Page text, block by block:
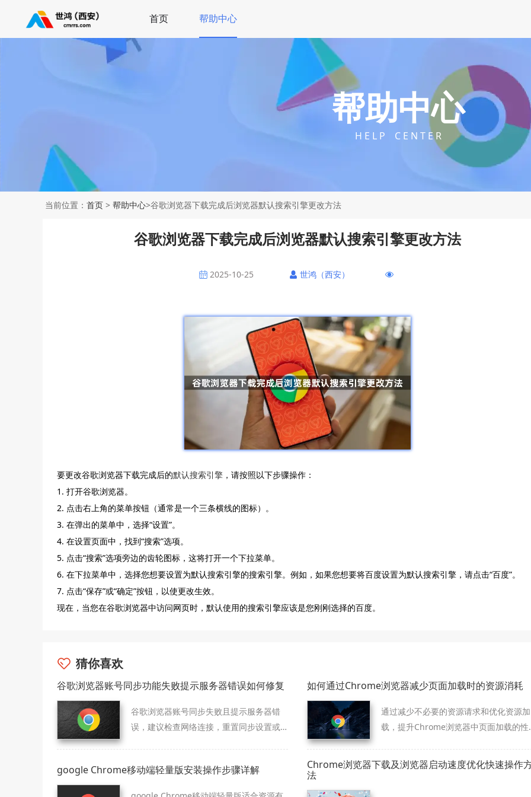
首页 帮助中心
帮助中心
H E L P C E N T E R
当前位置： 首页 > 帮助中心>谷歌浏览器下载完成后浏览器默认搜索引擎更改方法
谷歌浏览器下载完成后浏览器默认搜索引擎更改方法
2025-10-25 世鸿（西安）
要更改谷歌浏览器下载完成后的默认搜索引擎 ，请按照以下步骤操作：
1. 打开谷歌浏览器。
2. 点击右上角的菜单按钮（通常是一个三条横线的图标）。
3. 在弹出的菜单中，选择“设置”。
4. 在设置页面中，找到“搜索”选项。
5. 点击“搜索”选项旁边的齿轮图标，这将打开一个下拉菜单。
6. 在下拉菜单中，选择您想要设置为默认搜索引擎的搜索引擎。例如，如果您想要将百度设置为默认搜索引擎，请点击“百度”。
7. 点击“保存”或“确定”按钮，以使更改生效。
现在，当您在谷歌浏览器中访问网页时，默认使用的搜索引擎应该是您刚刚选择的百度。
猜你喜欢
谷歌浏览器账号同步功能失败提示服务器错误如何修复
谷歌浏览器账号同步失败且提示服务器错
误，建议检查网络连接，重置同步设置或
如何通过Chrome浏览器减少页面加载时的资源消耗
通过减少不必要的资源请求和优化资源加
载，提升Chrome浏览器中页面加载的性
google Chrome移动端轻量版安装操作步骤详解
Chrome浏览器下载及浏览器启动速度优化快速操作
法